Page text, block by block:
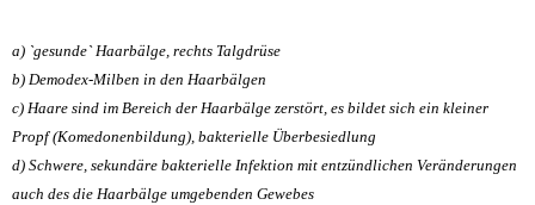
a) `gesunde` Haarbälge, rechts Talgdrüse
b) Demodex-Milben in den Haarbälgen
c) Haare sind im Bereich der Haarbälge zerstört, es bildet sich ein kleiner
Propf (Komedonenbildung), bakterielle Überbesiedlung
d) Schwere, sekundäre bakterielle Infektion mit entzündlichen Veränderungen
auch des die Haarbälge umgebenden Gewebes